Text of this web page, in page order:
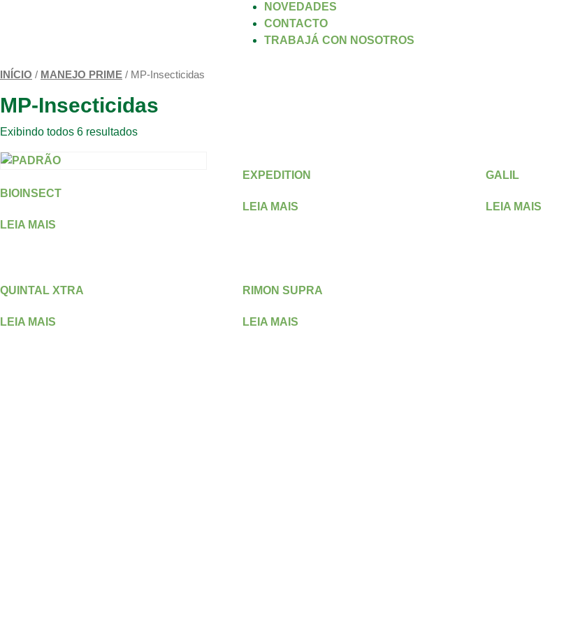
NOVEDADES
CONTACTO
TRABAJÁ CON NOSOTROS
INÍCIO / MANEJO PRIME / MP-Insecticidas
MP-Insecticidas
Exibindo todos 6 resultados
BIOINSECT
LEIA MAIS
EXPEDITION
LEIA MAIS
GALIL
LEIA MAIS
QUINTAL XTRA
LEIA MAIS
RIMON SUPRA
LEIA MAIS